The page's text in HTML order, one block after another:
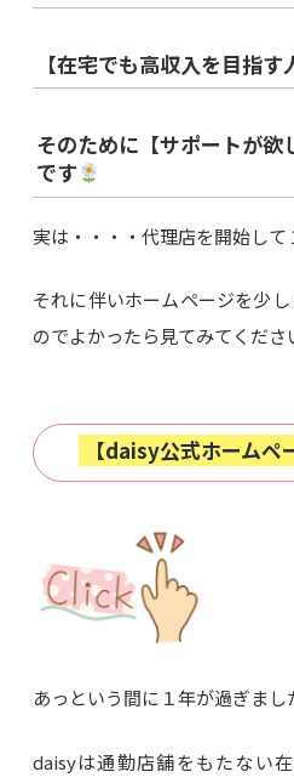
【在宅でも高収入を目指す
そのために【サポートが欲
です
実は・・・・代理店を開始し
それに伴いホームページを少
のでよかったら見てみてくださ
【daisy公式ホームペ
あっという間に１年が過ぎまし
daisyは通勤店舗をもたない